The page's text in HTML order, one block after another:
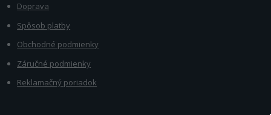
Doprava
Spôsob platby
Obchodné podmienky
Záručné podmienky
Reklamačný poriadok